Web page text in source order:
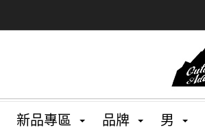
新品專區 品牌 男